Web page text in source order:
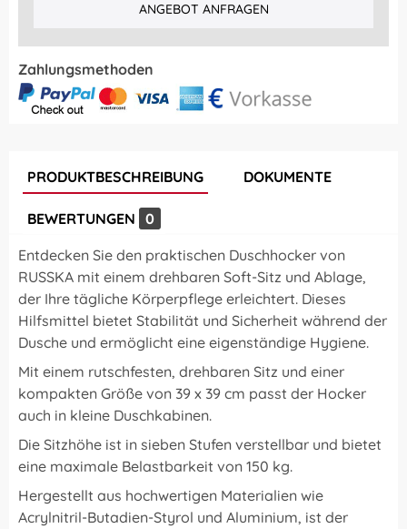
ANGEBOT ANFRAGEN
Zahlungsmethoden
PRODUKTBESCHREIBUNG DOKUMENTE
BEWERTUNGEN 0
Entdecken Sie den praktischen Duschhocker von
RUSSKA mit einem drehbaren Soft-Sitz und Ablage,
der Ihre tägliche Körperpflege erleichtert. Dieses
Hilfsmittel bietet Stabilität und Sicherheit während der
Dusche und ermöglicht eine eigenständige Hygiene.
Mit einem rutschfesten, drehbaren Sitz und einer
kompakten Größe von 39 x 39 cm passt der Hocker
auch in kleine Duschkabinen.
Die Sitzhöhe ist in sieben Stufen verstellbar und bietet
eine maximale Belastbarkeit von 150 kg.
Hergestellt aus hochwertigen Materialien wie
Acrylnitril-Butadien-Styrol und Aluminium, ist der